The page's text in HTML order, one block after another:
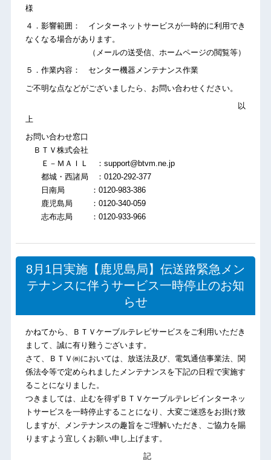
様
４．影響範囲： インターネットサービスが一時的に利用でき
なくなる場合があります。
（メールの送受信、ホームページの閲覧等）
５．作業内容： センター機器メンテナンス作業
ご不明な点などがございましたら、お問い合わせください。
以
上
お問い合わせ窓口
ＢＴＶ株式会社
Ｅ－ＭＡＩＬ ：support@btvm.ne.jp
都城・西諸局 ：0120-292-377
日南局 ：0120-983-386
鹿児島局 ：0120-340-059
志布志局 ：0120-933-966
8月1日実施【鹿児島局】伝送路緊急メン
テナンスに伴うサービス一時停止のお知
らせ
かねてから、ＢＴＶケーブルテレビサービスをご利用いただき
まして、誠に有り難うございます。
さて、ＢＴＶ㈱においては、放送法及び、電気通信事業法、関
係法令等で定められましたメンテナンスを下記の日程で実施す
ることになりました。
つきましては、止むを得ずＢＴＶケーブルテレビインターネッ
トサービスを一時停止することになり、大変ご迷惑をお掛け致
しますが、メンテナンスの趣旨をご理解いただき、ご協力を賜
りますよう宜しくお願い申し上げます。
記